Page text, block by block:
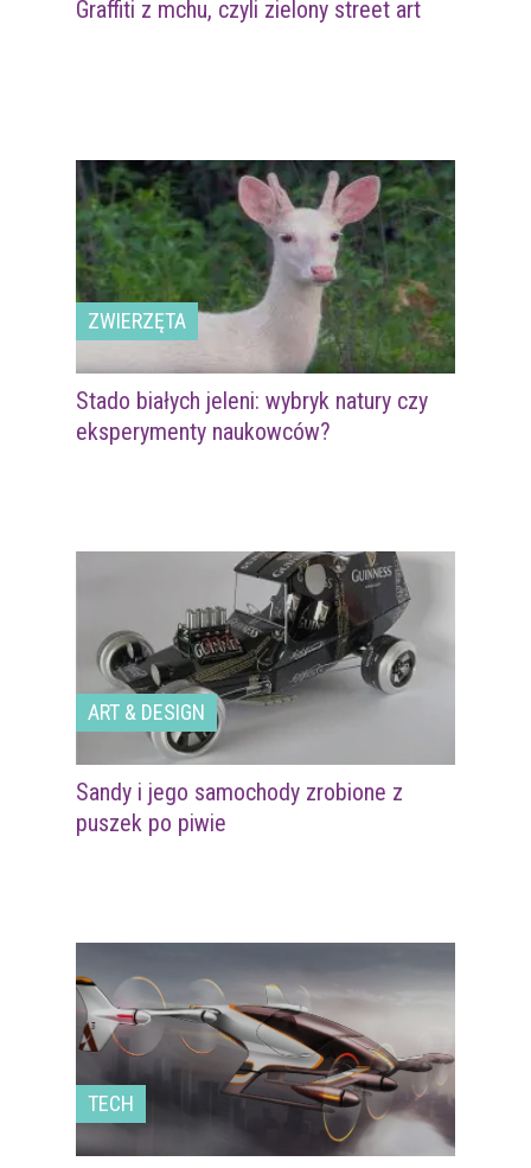
Graffiti z mchu, czyli zielony street art
ZWIERZĘTA
Stado białych jeleni: wybryk natury czy
eksperymenty naukowców?
ART & DESIGN
Sandy i jego samochody zrobione z
puszek po piwie
TECH